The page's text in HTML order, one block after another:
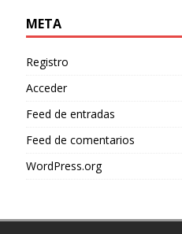
META
Registro
Acceder
Feed de entradas
Feed de comentarios
WordPress.org